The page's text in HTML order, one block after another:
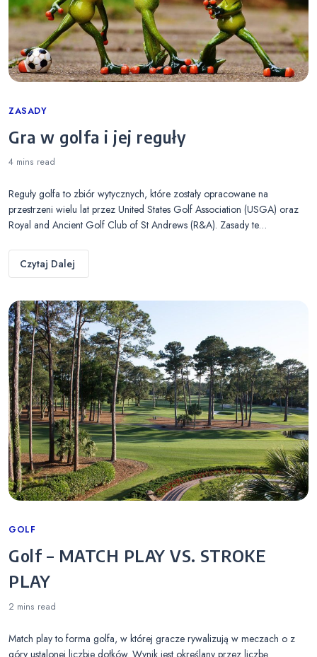
Categories
ZASADY
Gra w golfa i jej reguły
4 mins read
Reguły golfa to zbiór wytycznych, które zostały opracowane na
przestrzeni wielu lat przez United States Golf Association (USGA) oraz
Royal and Ancient Golf Club of St Andrews (R&A). Zasady te…
Czytaj Dalej
Categories
GOLF
Golf – MATCH PLAY VS. STROKE
PLAY
2 mins read
Match play to forma golfa, w której gracze rywalizują w meczach o z
góry ustalonej liczbie dołków. Wynik jest określany przez liczbę